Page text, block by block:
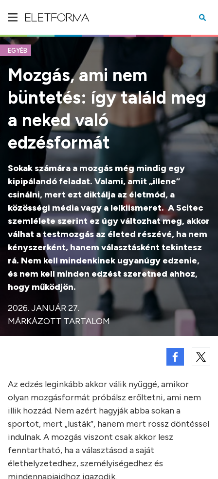
EGYÉB
Mozgás, ami nem
büntetés: így találd meg
a neked való
edzésformát
Sokak számára a mozgás még mindig egy
kipipálandó feladat. Valami, amit „illene”
csinálni, mert ezt diktálja az életmód, a
közösségi média vagy a lelkiismeret. A Scitec
szemlélete szerint ez úgy változhat meg, akkor
válhat a testmozgás az életed részévé, ha nem
kényszerként, hanem választásként tekintesz
rá. Nem kell mindenkinek ugyanúgy edzenie,
és nem kell minden edzést szeretned ahhoz,
hogy működjön.
2026. JANUÁR 27.
MÁRKÁZOTT TARTALOM
Az edzés leginkább akkor válik nyűggé, amikor
olyan mozgásformát próbálsz erőltetni, ami nem
illik hozzád. Nem azért hagyják abba sokan a
sportot, mert „lusták”, hanem mert rossz döntéssel
indulnak. A mozgás viszont csak akkor lesz
fenntartható, ha a választásod a saját
élethelyzetedhez, személyiségedhez és
mindennapjaidhoz igazodik.